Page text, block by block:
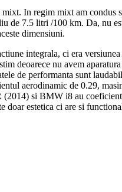
In regim mixt am condus
de 7.5 litri /100 km. Da, nu
dimensiuni.
integrala, ci era
deoarece nu avem
de performanta sunt
aerodinamic de 0.29,
(2014) si BMW i8 au
doar estetica ci are si